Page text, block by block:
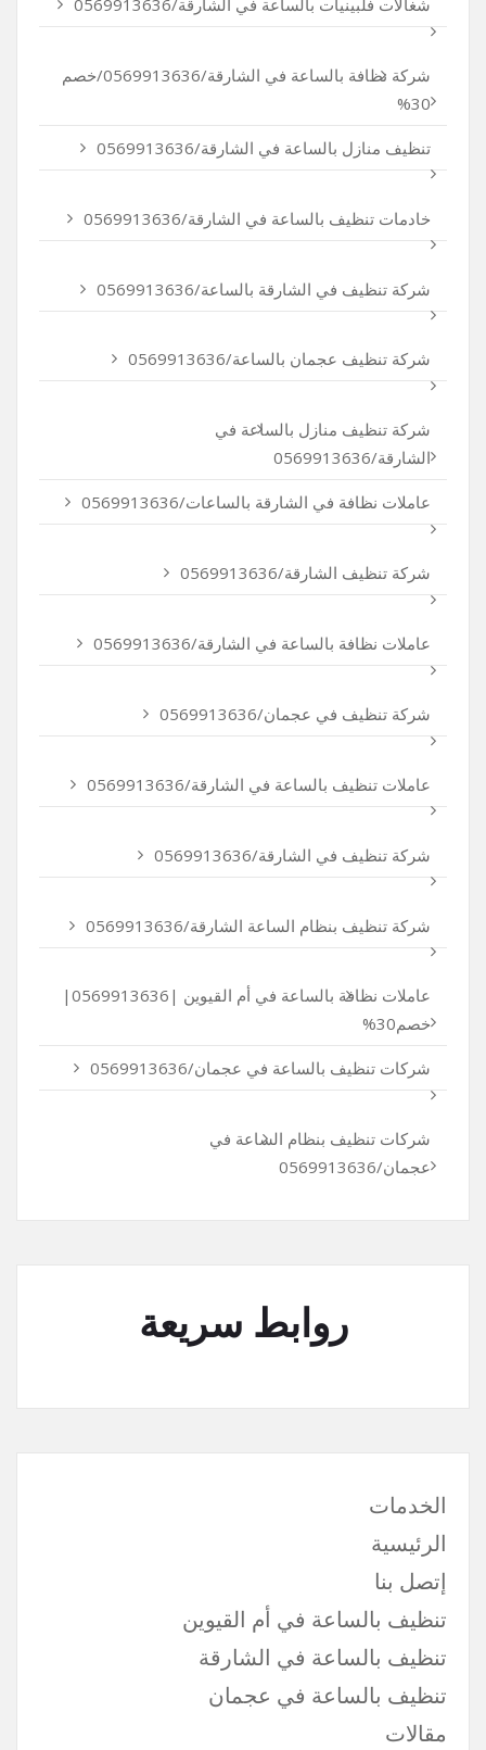
شركة نظافة بالساعة في الشارقة/0569913636/خصم
30%
تنظيف منازل بالساعة في الشارقة/0569913636
خادمات تنظيف بالساعة في الشارقة/0569913636
شركة تنظيف في الشارقة بالساعة/0569913636
شركة تنظيف عجمان بالساعة/0569913636
شركة تنظيف منازل بالساعة في
الشارقة/0569913636
عاملات نظافة في الشارقة بالساعات/0569913636
شركة تنظيف الشارقة/0569913636
عاملات نظافة بالساعة في الشارقة/0569913636
شركة تنظيف في عجمان/0569913636
عاملات تنظيف بالساعة في الشارقة/0569913636
شركة تنظيف في الشارقة/0569913636
شركة تنظيف بنظام الساعة الشارقة/0569913636
عاملات نظافة بالساعة في أم القيوين |0569913636|
خصم30%
شركات تنظيف بالساعة في عجمان/0569913636
شركات تنظيف بنظام الساعة في
عجمان/0569913636
روابط سريعة
الخدمات
الرئيسية
إتصل بنا
تنظيف بالساعة في أم القيوين
تنظيف بالساعة في الشارقة
تنظيف بالساعة في عجمان
مقالات